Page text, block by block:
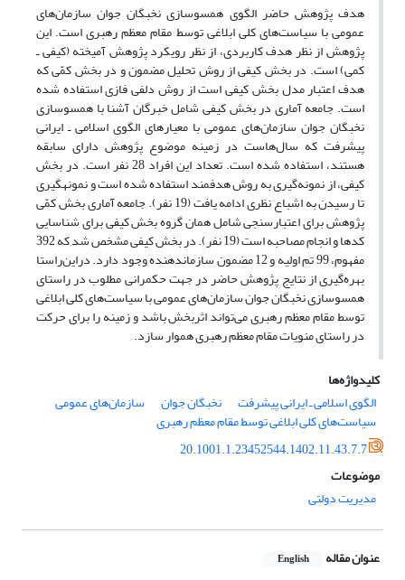
هدف پژوهش حاضر الگوی همسوسازی نخبگان جوان سازمان‌های
عمومی با سیاست‌های کلی ابلاغی توسط مقام معظم رهبری است. این
پژوهش از نظر هدف کاربردی، از نظر رویکرد پژوهش آمیخته (کیفی ـ
کمی) است. در بخش کیفی از روش تحلیل مضمون و در بخش کمّی که
هدف اعتبار مدل بخش کیفی است از روش دلفی فازی استفاده شده
است. جامعه آماری در بخش کیفی شامل خبرگان آشنا با همسوسازی
نخبگان جوان سازمان‌های عمومی با معیارهای الگوی اسلامی ـ ایرانی
پیشرفت که سال‌هاست در زمینه موضوع پژوهش دارای سابقه
هستند، استفاده شده است. تعداد این افراد 28 نفر است. در بخش
کیفی، از نمونه‌گیری به روش هدفمند استفاده شده است و نمونه­گیری
تا رسیدن به اشباع نظری ادامه یافت (19 نفر). جامعه آماری بخش کمّی
پژوهش برای اعتبارسنجی شامل همان گروه بخش کیفی برای شناسایی
کدها و انجام مصاحبه است (19 نفر). در بخش کیفی مشخص شد که 392
مفهوم، 99 تم اولیه و 12 مضمون سازمان­دهنده وجود دارد. دراین‌راستا
بهره‌گیری از نتایج پژوهش حاضر در جهت حکمرانی مطلوب در راستای
همسوسازی نخبگان جوان سازمان‌های عمومی با سیاست‌های کلی ابلاغی
توسط مقام معظم رهبری می‌تواند اثربخش باشد و زمینه را برای حرکت
در راستای منویات مقام معظم رهبری هموار سازد.
کلیدواژه‌ها
الگوی اسلامی ـ ایرانی پیشرفت
نخبگان جوان سازمان‌های عمومی
سیاست‌های کلی ابلاغی توسط مقام معظم رهبری
20.1001.1.23452544.1402.11.43.7.7
موضوعات
مدیریت دولتی
عنوان مقاله English